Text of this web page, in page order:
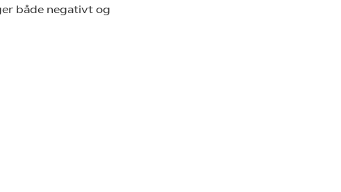
både negativt og